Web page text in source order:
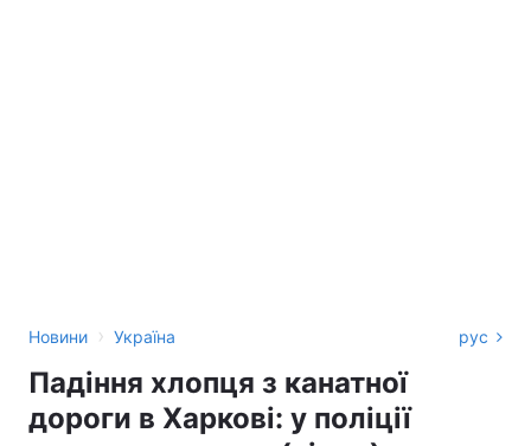
Новини › Україна рус
Падіння хлопця з канатної
дороги в Харкові: у поліції